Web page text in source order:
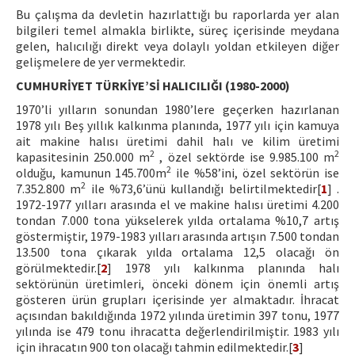
Bu çalışma da devletin hazırlattığı bu raporlarda yer alan
bilgileri temel almakla birlikte, süreç içerisinde meydana
gelen, halıcılığı direkt veya dolaylı yoldan etkileyen diğer
gelişmelere de yer vermektedir.
CUMHURİYET TÜRKİYE’Sİ HALICILIĞI (1980-2000)
1970’li yılların sonundan 1980’lere geçerken hazırlanan
1978 yılı Beş yıllık kalkınma planında, 1977 yılı için kamuya
ait makine halısı üretimi dahil halı ve kilim üretimi
kapasitesinin 250.000 m2 , özel sektörde ise 9.985.100 m2
olduğu, kamunun 145.700m2 ile %58’ini, özel sektörün ise
7.352.800 m2 ile %73,6’ünü kullandığı belirtilmektedir[1] .
1972-1977 yılları arasında el ve makine halısı üretimi 4.200
tondan 7.000 tona yükselerek yılda ortalama %10,7 artış
göstermiştir, 1979-1983 yılları arasında artışın 7.500 tondan
13.500 tona çıkarak yılda ortalama 12,5 olacağı ön
görülmektedir.[2] 1978 yılı kalkınma planında halı
sektörünün üretimleri, önceki dönem için önemli artış
gösteren ürün grupları içerisinde yer almaktadır. İhracat
açısından bakıldığında 1972 yılında üretimin 397 tonu, 1977
yılında ise 479 tonu ihracatta değerlendirilmiştir. 1983 yılı
için ihracatın 900 ton olacağı tahmin edilmektedir.[3]